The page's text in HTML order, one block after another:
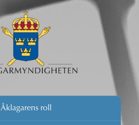
Åklagarens roll